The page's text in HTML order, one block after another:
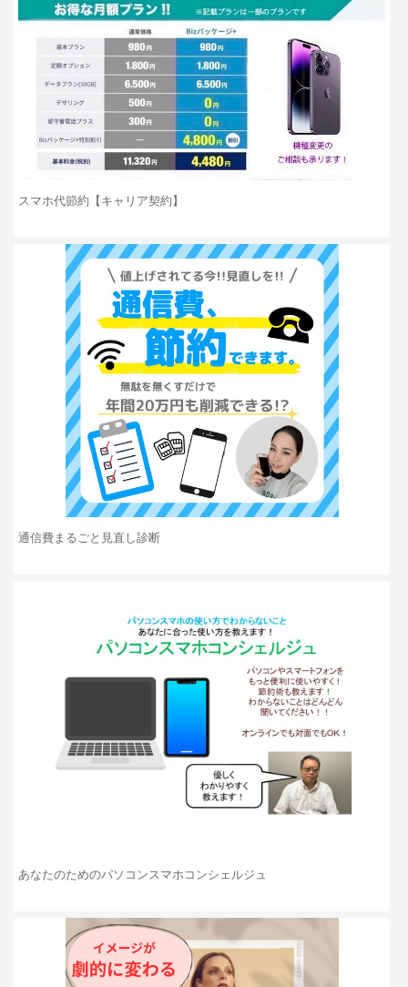
スマホ代節約【キャリア契約】
通信費まるごと見直し診断
あなたのためのパソコンスマホコンシェルジュ